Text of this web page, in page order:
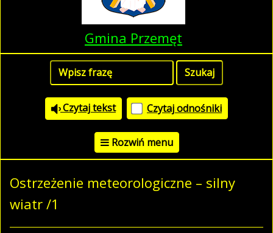
Gmina Przemęt
Czytaj tekst Czytaj odnośniki
Rozwiń menu
Ostrzeżenie meteorologiczne – silny
wiatr /1